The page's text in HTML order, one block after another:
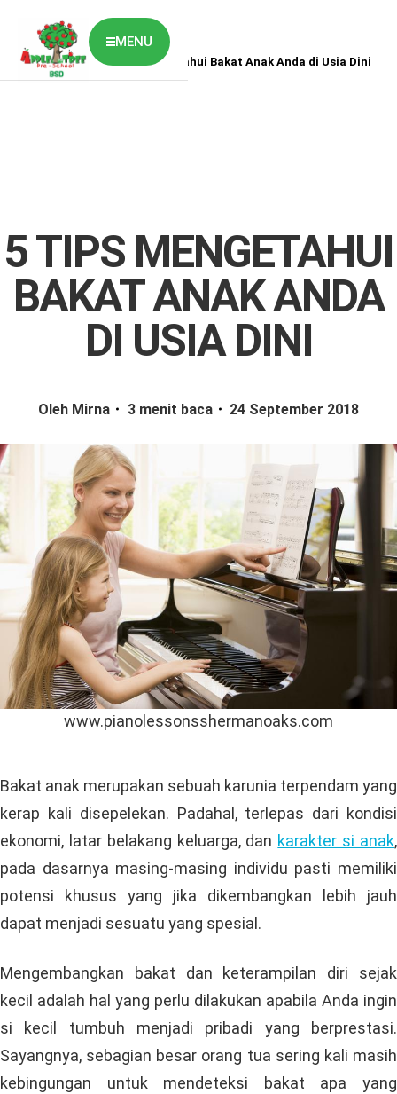
MENU
Contact Us
Job Vaccancy
Home News 5 Tips Mengetahui Bakat Anak Anda di Usia Dini
5 TIPS MENGETAHUI
BAKAT ANAK ANDA
DI USIA DINI
Oleh Mirna 3 menit baca 24 September 2018
www.pianolessonsshermanoaks.com
Bakat anak merupakan sebuah karunia terpendam yang
kerap kali disepelekan. Padahal, terlepas dari kondisi
ekonomi, latar belakang keluarga, dan karakter si anak,
pada dasarnya masing-masing individu pasti memiliki
potensi khusus yang jika dikembangkan lebih jauh
dapat menjadi sesuatu yang spesial.
Mengembangkan bakat dan keterampilan diri sejak
kecil adalah hal yang perlu dilakukan apabila Anda ingin
si kecil tumbuh menjadi pribadi yang berprestasi.
Sayangnya, sebagian besar orang tua sering kali masih
kebingungan untuk mendeteksi bakat apa yang